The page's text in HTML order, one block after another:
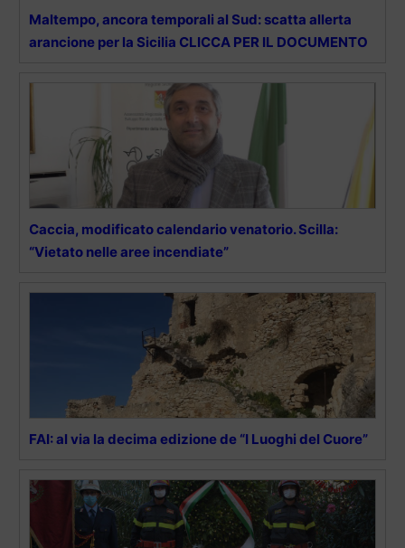
Maltempo, ancora temporali al Sud: scatta allerta
arancione per la Sicilia CLICCA PER IL DOCUMENTO
Caccia, modificato calendario venatorio. Scilla:
“Vietato nelle aree incendiate”
FAI: al via la decima edizione de “I Luoghi del Cuore”